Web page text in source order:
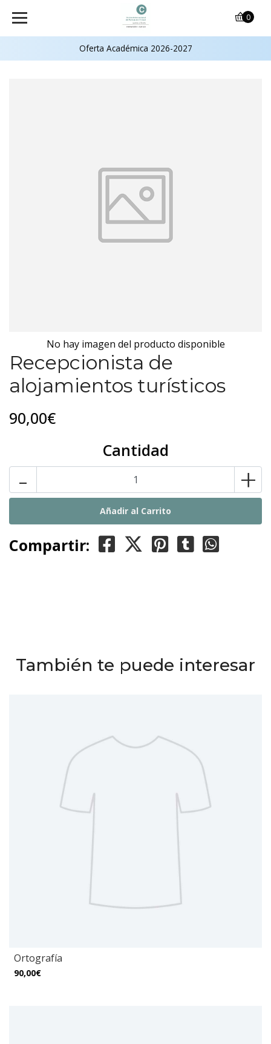
Oferta Académica 2026-2027
0
No hay imagen del producto disponible
Recepcionista de
alojamientos turísticos
90,00€
Cantidad
- +
Compartir:
También te puede interesar
Ortografía
90,00€